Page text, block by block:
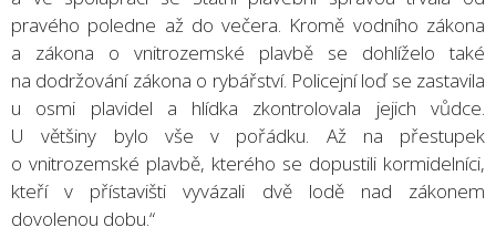
pravého poledne až do večera. Kromě vodního zákona
a zákona o vnitrozemské plavbě se dohlíželo také
na dodržování zákona o rybářství. Policejní loď se zastavila
u osmi plavidel a hlídka zkontrolovala jejich vůdce.
U většiny bylo vše v pořádku. Až na přestupek
o vnitrozemské plavbě, kterého se dopustili kormidelníci,
kteří v přístavišti vyvázali dvě lodě nad zákonem
dovolenou dobu.“